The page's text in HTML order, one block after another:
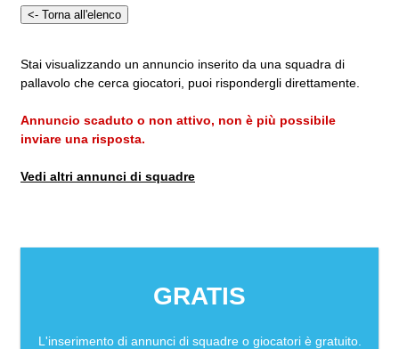
Stai visualizzando un annuncio inserito da una squadra di
pallavolo che cerca giocatori, puoi rispondergli direttamente.
Annuncio scaduto o non attivo, non è più possibile
inviare una risposta.
Vedi altri annunci di squadre
GRATIS
L'inserimento di annunci di squadre o giocatori è gratuito.